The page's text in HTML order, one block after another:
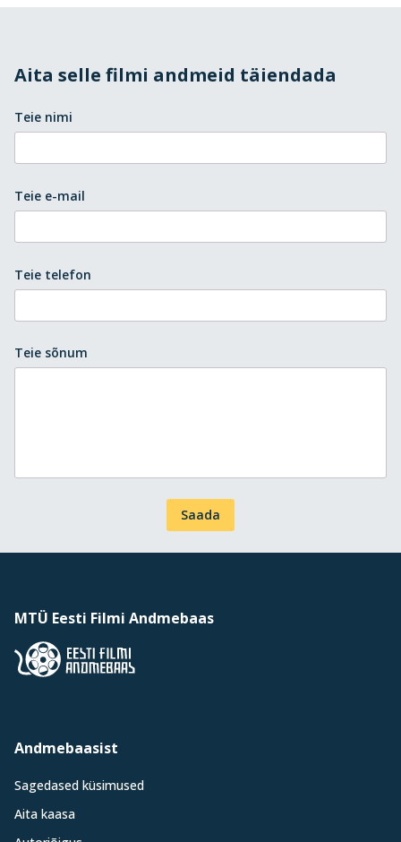
Aita selle filmi andmeid täiendada
Teie nimi
Teie e-mail
Teie telefon
Teie sõnum
Saada
MTÜ Eesti Filmi Andmebaas
Andmebaasist
Sagedased küsimused
Aita kaasa